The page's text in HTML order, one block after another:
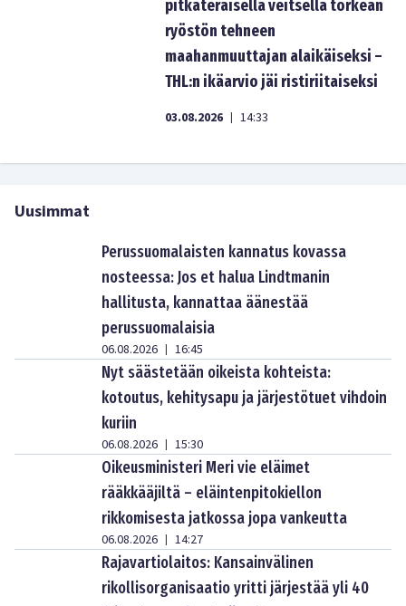
pitkäteräisellä veitsellä törkeän
ryöstön tehneen
maahanmuuttajan alaikäiseksi –
THL:n ikäarvio jäi ristiriitaiseksi
03.08.2026 | 14:33
Uusimmat
Perussuomalaisten kannatus kovassa
nosteessa: Jos et halua Lindtmanin
hallitusta, kannattaa äänestää
perussuomalaisia
06.08.2026 | 16:45
Nyt säästetään oikeista kohteista:
kotoutus, kehitysapu ja järjestötuet vihdoin
kuriin
06.08.2026 | 15:30
Oikeusministeri Meri vie eläimet
rääkkääjiltä – eläintenpitokiellon
rikkomisesta jatkossa jopa vankeutta
06.08.2026 | 14:27
Rajavartiolaitos: Kansainvälinen
rikollisorganisaatio yritti järjestää yli 40